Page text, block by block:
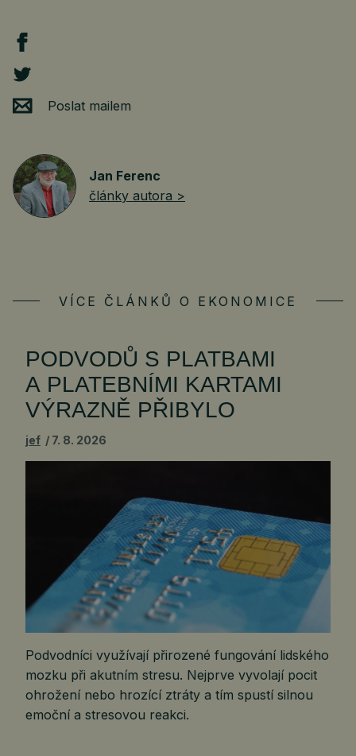
Poslat mailem
Jan Ferenc
články autora >
VÍCE ČLÁNKŮ O EKONOMICE
PODVODŮ S PLATBAMI
A PLATEBNÍMI KARTAMI
VÝRAZNĚ PŘIBYLO
jef 7. 8. 2026
Podvodníci využívají přirozené fungování lidského
mozku při akutním stresu. Nejprve vyvolají pocit
ohrožení nebo hrozící ztráty a tím spustí silnou
emoční a stresovou reakci.